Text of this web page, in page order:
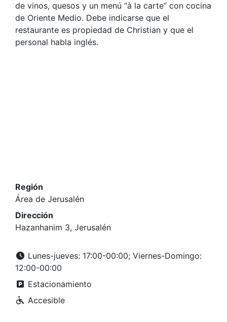
de vinos, quesos y un menú “à la carte” con cocina
de Oriente Medio. Debe indicarse que el
restaurante es propiedad de Christian y que el
personal habla inglés.
Región
Área de Jerusalén
Dirección
Hazanhanim 3, Jerusalén
Lunes-jueves: 17:00-00:00; Viernes-Domingo:
12:00-00:00
Estacionamiento
Accesible